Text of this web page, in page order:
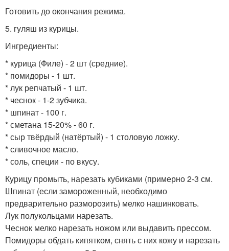
Готовить до окончания режима.
5. гуляш из курицы.
Ингредиенты:
* курица (Филе) - 2 шт (средние).
* помидоры - 1 шт.
* лук репчатый - 1 шт.
* чеснок - 1-2 зубчика.
* шпинат - 100 г.
* сметана 15-20% - 60 г.
* сыр твёрдый (натёртый) - 1 столовую ложку.
* сливочное масло.
* соль, специи - по вкусу.
Курицу промыть, нарезать кубиками (примерно 2-3 см.
Шпинат (если замороженный, необходимо
предварительно разморозить) мелко нашинковать.
Лук полукольцами нарезать.
Чеснок мелко нарезать ножом или выдавить прессом.
Помидоры обдать кипятком, снять с них кожу и нарезать